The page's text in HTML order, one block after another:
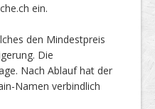
ein.
den Mindestpreis
Die
Nach Ablauf hat der
Namen verbindlich